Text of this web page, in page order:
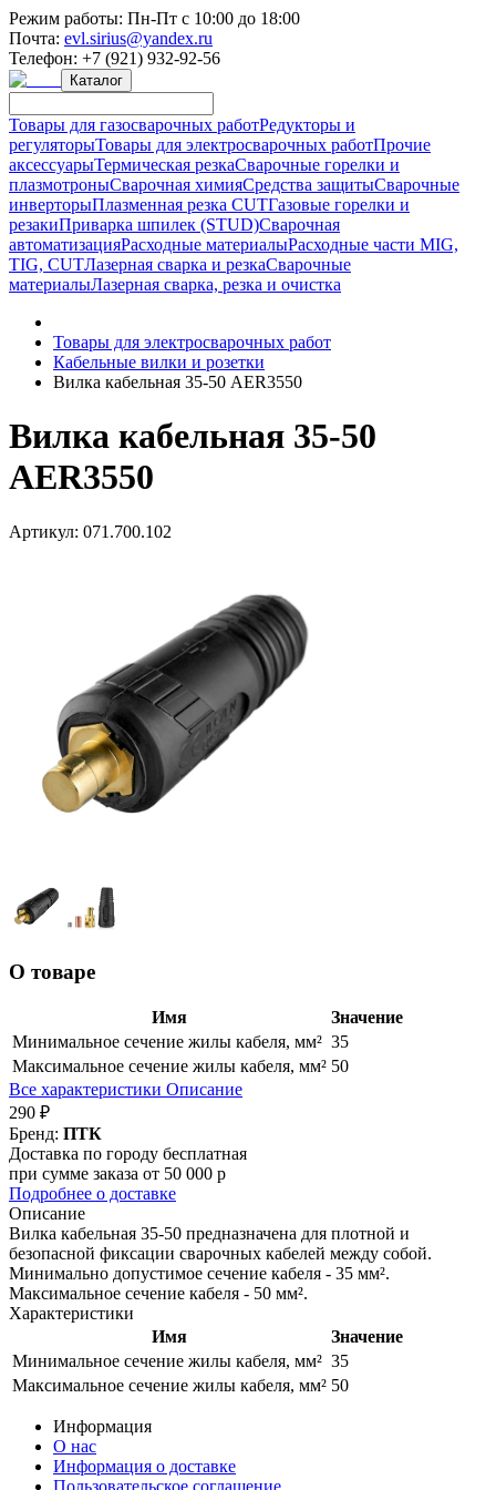
Режим работы: Пн-Пт с 10:00 до 18:00
Почта: evl.sirius@yandex.ru
Телефон: +7 (921) 932-92-56
Каталог
Товары для газосварочных работРедукторы и
регуляторыТовары для электросварочных работПрочие
аксессуарыТермическая резкаСварочные горелки и
плазмотроныСварочная химияСредства защитыСварочные
инверторыПлазменная резка CUTГазовые горелки и
резакиПриварка шпилек (STUD)Сварочная
автоматизацияРасходные материалыРасходные части MIG,
TIG, CUTЛазерная сварка и резкаСварочные
материалыЛазерная сварка, резка и очистка
Товары для электросварочных работ
Кабельные вилки и розетки
Вилка кабельная 35-50 AER3550
Вилка кабельная 35-50
AER3550
Артикул: 071.700.102
О товаре
Имя
Значение
Минимальное сечение жилы кабеля, мм² 35
Максимальное сечение жилы кабеля, мм² 50
Все характеристики Описание
290 ₽
Бренд: ПТК
Доставка по городу бесплатная
при сумме заказа от 50 000 р
Подробнее о доставке
Описание
Вилка кабельная 35-50 предназначена для плотной и
безопасной фиксации сварочных кабелей между собой.
Минимально допустимое сечение кабеля - 35 мм².
Максимальное сечение кабеля - 50 мм².
Характеристики
Имя
Значение
Минимальное сечение жилы кабеля, мм² 35
Максимальное сечение жилы кабеля, мм² 50
Информация
О нас
Информация о доставке